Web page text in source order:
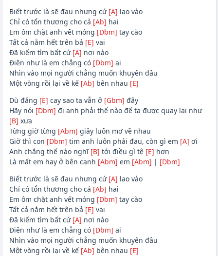
Biết trước là sẽ đau nhưng cứ [A] lao vào
Chỉ có tổn thương cho cả [Ab] hai
Em ôm chặt anh vết móng [Dbm] tay cào
Tất cả nằm hết trên bả [E] vai
Đã kiếm tìm bất cứ [A] nơi nào
Điên như là em chẳng có [Dbm] ai
Nhìn vào mọi người chẳng muốn khuyên đâu
Một vòng rồi lại về kế [Ab] bên nhau [E]
Dù đắng [E] cay sao ta vẫn ở [Gbm] đây
Hãy nói [Dbm] đi anh phải thế nào để ta được quay lại như
[B] xưa
Từng giờ từng [Abm] giây luôn mơ về nhau
Giờ thì con [Dbm] tim anh luôn phải đau, còn gì em [A] ơi
Anh chẳng thể nào nghĩ [B] tới điều gì tệ [E] hơn
Là mất em hay ở bên cạnh [Abm] em [Abm] | [Dbm]
Biết trước là sẽ đau nhưng cứ [A] lao vào
Chỉ có tổn thương cho cả [Ab] hai
Em ôm chặt anh vết móng [Dbm] tay cào
Tất cả nằm hết trên bả [E] vai
Đã kiếm tìm bất cứ [A] nơi nào
Điên như là em chẳng có [Dbm] ai
Nhìn vào mọi người chẳng muốn khuyên đâu
Một vòng rồi lại về kế [Ab] bên nhau [E]